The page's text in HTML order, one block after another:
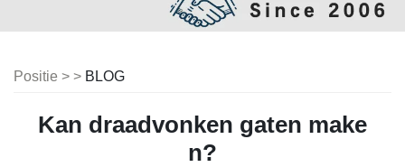
Positie > > BLOG
Kan draadvonken gaten make
n?